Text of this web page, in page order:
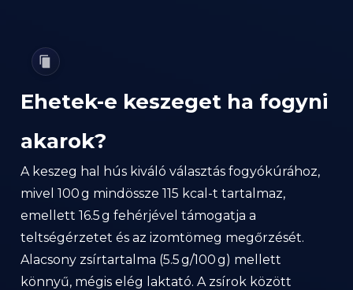
Ehetek-e keszeget ha fogyni
akarok?
A keszeg hal hús kiváló választás fogyókúrához,
mivel 100 g mindössze 115 kcal-t tartalmaz,
emellett 16.5 g fehérjével támogatja a
teltségérzetet és az izomtömeg megőrzését.
Alacsony zsírtartalma (5.5 g/100 g) mellett
könnyű, mégis elég laktató. A zsírok között